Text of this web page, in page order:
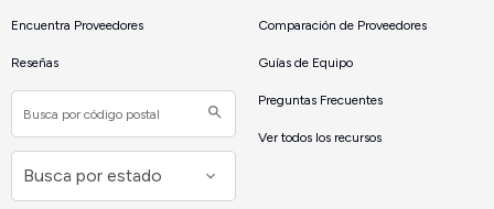
Encuentra Proveedores
Reseñas
Comparación de Proveedores
Guías de Equipo
Preguntas Frecuentes
Ver todos los recursos